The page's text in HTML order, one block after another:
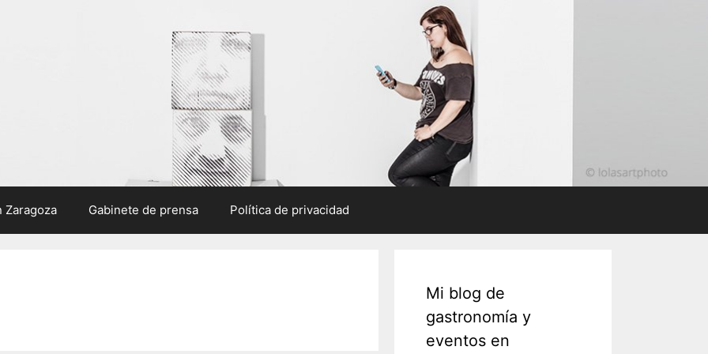
Zaragoza Gabinete de prensa Política de privacidad
Mi blog de
gastronomía y
eventos en